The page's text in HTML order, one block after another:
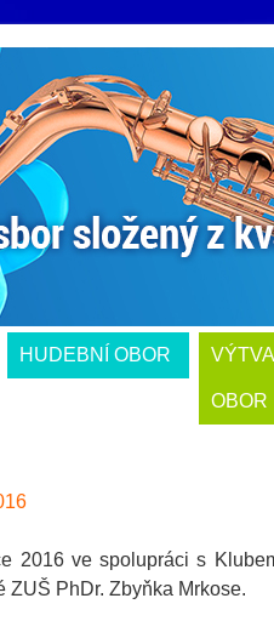
HUDEBNÍ OBOR
OBOR
2016 ve spolupráci s
ZUŠ PhDr. Zbyňka Mrkose.